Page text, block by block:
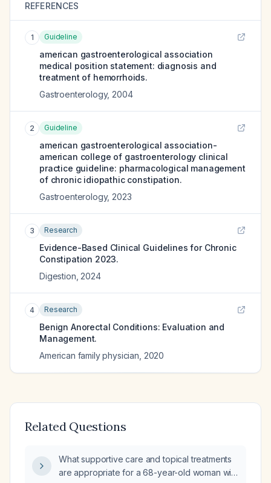
REFERENCES
1 Guideline
american gastroenterological association
medical position statement: diagnosis and
treatment of hemorrhoids.
Gastroenterology, 2004
2 Guideline
american gastroenterological association-
american college of gastroenterology clinical
practice guideline: pharmacological management
of chronic idiopathic constipation.
Gastroenterology, 2023
3 Research
Evidence-Based Clinical Guidelines for Chronic
Constipation 2023.
Digestion 2024
4 Research
Benign Anorectal Conditions: Evaluation and
Management.
American family physician 2020
Related Questions
What supportive care and topical treatments
are appropriate for a 68-year-old woman with